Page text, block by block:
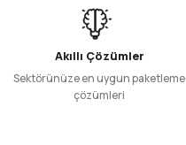
Akıllı Çözümler
Sektörünüze en uygun paketleme
çözümleri